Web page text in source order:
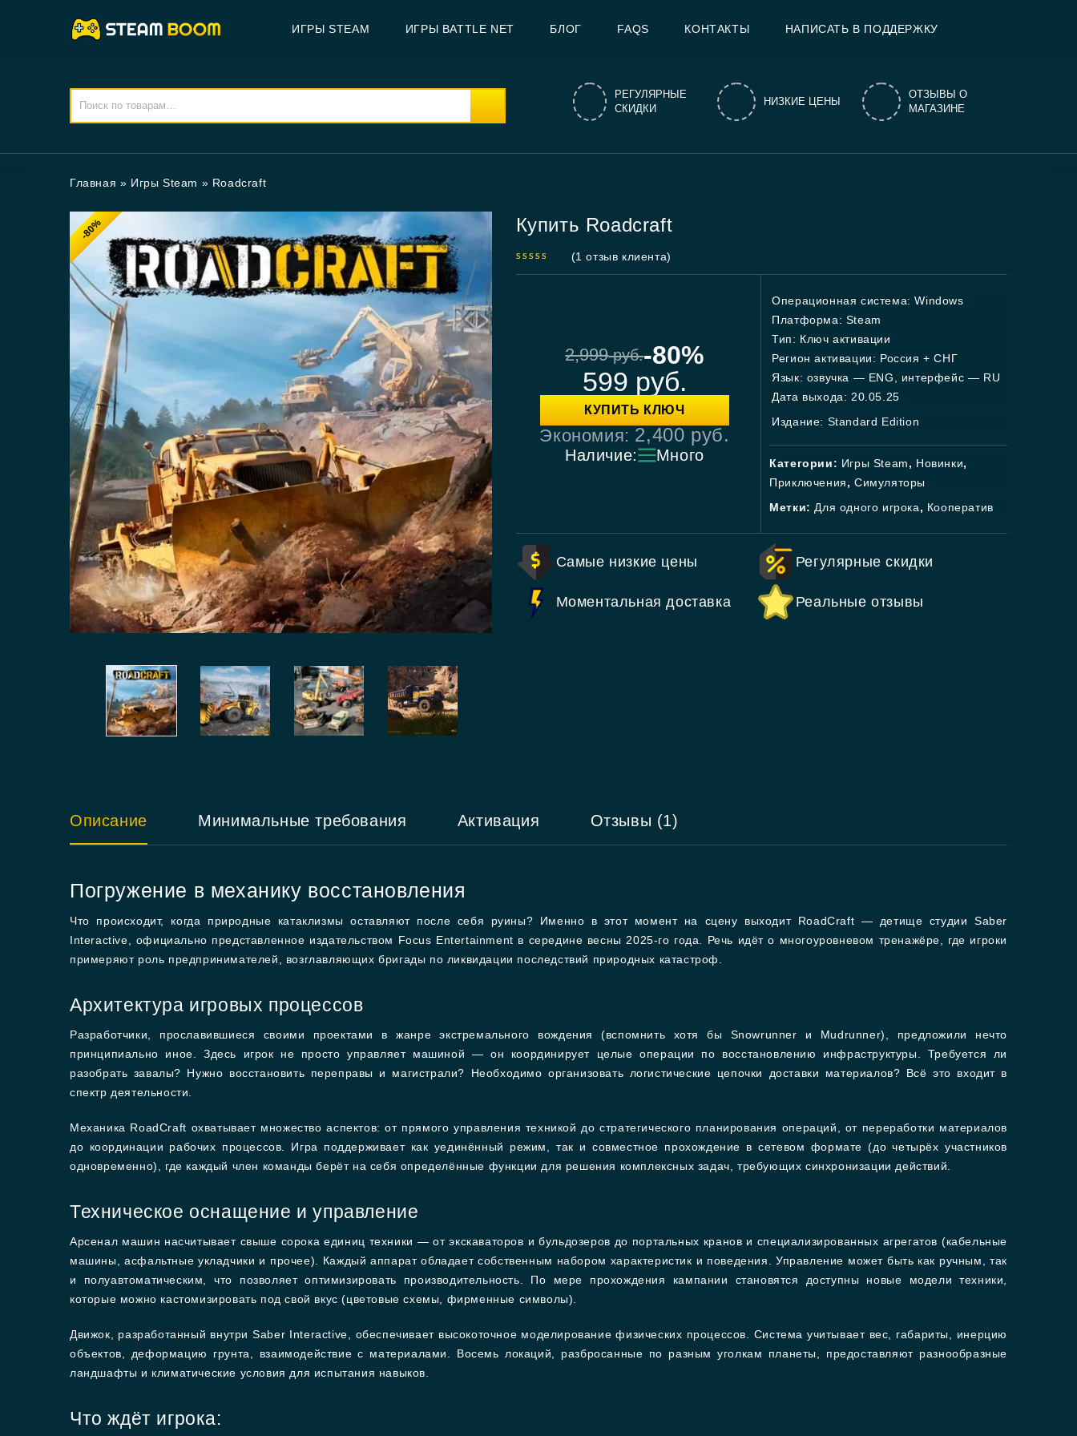
ИГРЫ STEAM ИГРЫ BATTLE NET БЛОГ FAQS КОНТАКТЫ НАПИСАТЬ В ПОДДЕРЖКУ
РЕГУЛЯРНЫЕ
СКИДКИ
НИЗКИЕ ЦЕНЫ
ОТЗЫВЫ О
МАГАЗИНЕ
Главная » Игры Steam » Roadcraft
-80% Купить Roadcraft
(1 отзыв клиента)
2,999руб.-80%
599 руб.
КУПИТЬ КЛЮЧ
Экономия: 2,400 руб.
Наличие: Много
Операционная система: Windows
Платформа: Steam
Тип: Ключ активации
Регион активации: Россия + СНГ
Язык: озвучка — ENG, интерфейс — RU
Дата выхода: 20.05.25
Издание: Standard Edition
Категории: Игры Steam, Новинки,
Приключения,Симуляторы
Метки: Для одного игрока, Кооператив
Самые низкие цены Регулярные скидки
Моментальная доставка Реальные отзывы
Описание Минимальные требования Активация Отзывы (1)
Погружение в механику восстановления
Что происходит, когда природные катаклизмы оставляют после себя руины? Именно в этот момент на сцену выходит RoadCraft — детище студии Saber
Interactive, официально представленное издательством Focus Entertainment в середине весны 2025-го года. Речь идёт о многоуровневом тренажёре, где игроки
примеряют роль предпринимателей, возглавляющих бригады по ликвидации последствий природных катастроф.
Архитектура игровых процессов
Разработчики, прославившиеся своими проектами в жанре экстремального вождения (вспомнить хотя бы Snowrunner и Mudrunner), предложили нечто
принципиально иное. Здесь игрок не просто управляет машиной — он координирует целые операции по восстановлению инфраструктуры. Требуется ли
разобрать завалы? Нужно восстановить переправы и магистрали? Необходимо организовать логистические цепочки доставки материалов? Всё это входит в
спектр деятельности.
Механика RoadCraft охватывает множество аспектов: от прямого управления техникой до стратегического планирования операций, от переработки материалов
до координации рабочих процессов. Игра поддерживает как уединённый режим, так и совместное прохождение в сетевом формате (до четырёх участников
одновременно), где каждый член команды берёт на себя определённые функции для решения комплексных задач, требующих синхронизации действий.
Техническое оснащение и управление
Арсенал машин насчитывает свыше сорока единиц техники — от экскаваторов и бульдозеров до портальных кранов и специализированных агрегатов (кабельные
машины, асфальтные укладчики и прочее). Каждый аппарат обладает собственным набором характеристик и поведения. Управление может быть как ручным, так
и полуавтоматическим, что позволяет оптимизировать производительность. По мере прохождения кампании становятся доступны новые модели техники,
которые можно кастомизировать под свой вкус (цветовые схемы, фирменные символы).
Движок, разработанный внутри Saber Interactive, обеспечивает высокоточное моделирование физических процессов. Система учитывает вес, габариты, инерцию
объектов, деформацию грунта, взаимодействие с материалами. Восемь локаций, разбросанные по разным уголкам планеты, предоставляют разнообразные
ландшафты и климатические условия для испытания навыков.
Что ждёт игрока: